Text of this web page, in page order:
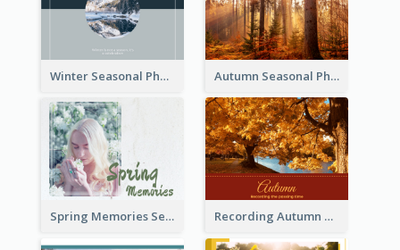
Winter Seasonal Photo Book Autumn Seasonal Photo Book
Spring Memories Seasonal Photo Book Recording Autumn Seasonal Photo Book